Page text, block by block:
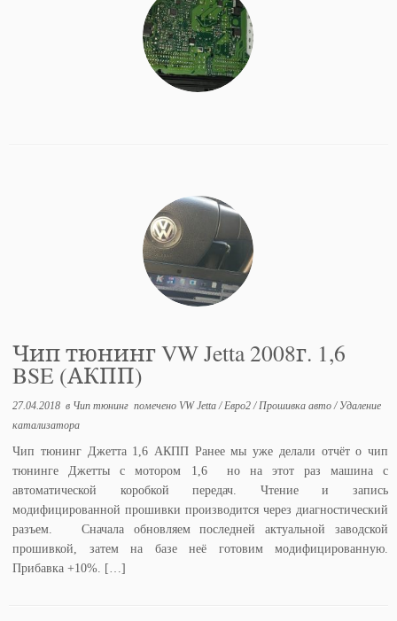
Чип тюнинг VW Jetta 2008г. 1,6
BSE (АКПП)
27.04.2018 в Чип тюнинг помечено VW Jetta/ Евро2/ Прошивка авто/ Удаление
катализатора
Чип тюнинг Джетта 1,6 АКПП Ранее мы уже делали отчёт о чип
тюнинге Джетты с мотором 1,6 но на этот раз машина с
автоматической коробкой передач. Чтение и запись
модифицированной прошивки производится через диагностический
разъем. Сначала обновляем последней актуальной заводской
прошивкой, затем на базе неё готовим модифицированную.
Прибавка +10%. […]